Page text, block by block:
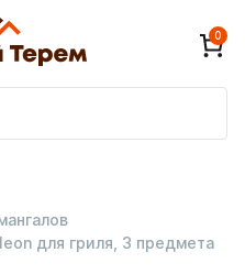
0
для гриля, 3 предмета